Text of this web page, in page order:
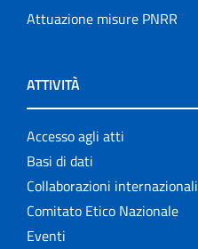
Attuazione misure PNRR
ATTIVITÀ
Accesso agli atti
Basi di dati
Collaborazioni internazionali
Comitato Etico Nazionale
Eventi